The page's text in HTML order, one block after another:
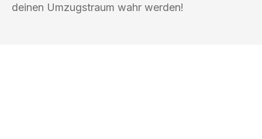
deinen Umzugstraum wahr werden!